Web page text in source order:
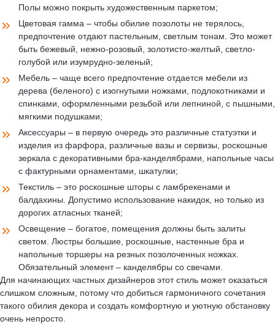
Полы можно покрыть художественным паркетом;
Цветовая гамма – чтобы обилие позолоты не терялось,
предпочтение отдают пастельным, светлым тонам. Это может
быть бежевый, нежно-розовый, золотисто-желтый, светло-
голубой или изумрудно-зеленый;
Мебель – чаще всего предпочтение отдается мебели из
дерева (беленого) с изогнутыми ножками, подлокотниками и
спинками, оформленными резьбой или лепниной, с пышными,
мягкими подушками;
Аксессуары – в первую очередь это различные статуэтки и
изделия из фарфора, различные вазы и сервизы, роскошные
зеркала с декоративными бра-канделябрами, напольные часы
с фактурными орнаментами, шкатулки;
Текстиль – это роскошные шторы с ламбрекенами и
балдахины. Допустимо использование накидок, но только из
дорогих атласных тканей;
Освещение – богатое, помещения должны быть залиты
светом. Люстры большие, роскошные, настенные бра и
напольные торшеры на резных позолоченных ножках.
Обязательный элемент – канделябры со свечами.
Для начинающих частных дизайнеров этот стиль может оказаться
слишком сложным, потому что добиться гармоничного сочетания
такого обилия декора и создать комфортную и уютную обстановку
очень непросто.